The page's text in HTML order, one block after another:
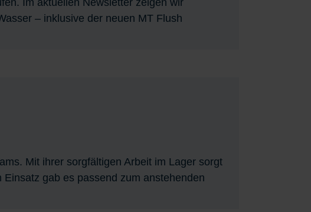
Im aktuellen Newsletter zeigen wir
– inklusive der neuen MT Flush
Mit ihrer sorgfältigen Arbeit im Lager sorgt
gab es passend zum anstehenden